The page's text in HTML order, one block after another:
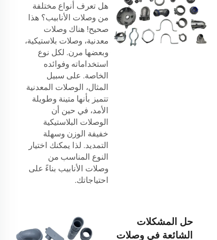
هل تعرف أنواع مختلفة
من وصلات الأنابيب؟ هذا
صحيح! هناك وصلات
معدنية، وصلات بلاستيكية،
وبعضها مرن. لكل نوع
استخداماته وفوائده
الخاصة. على سبيل
المثال، الوصلات المعدنية
تتميز بأنها متينة وطويلة
الأمد، في حين أن
الوصلات البلاستيكية
خفيفة الوزن وسهلة
التمديد. لذا يمكنك اختيار
النوع المناسب من
وصلات الأنابيب بناءً على
احتياجاتك.
حل المشكلات
الشائعة في وصلات